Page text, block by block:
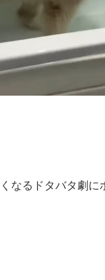
なるドタバタ劇に